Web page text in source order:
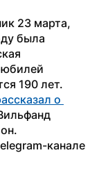
23 марта,
была
юбилей
190 лет.
о